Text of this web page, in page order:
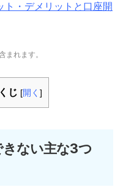
ト・デメリットと口座開
まれます。
じ [開く ]
ない主な3つ